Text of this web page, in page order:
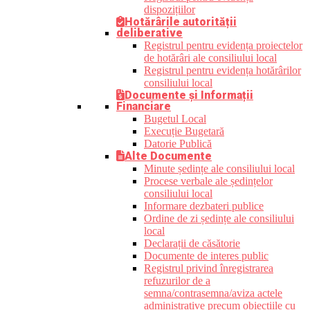
dispozițiilor
Hotărârile autorității
deliberative
Registrul pentru evidența proiectelor
de hotărâri ale consiliului local
Registrul pentru evidența hotărârilor
consiliului local
Documente și Informații
Financiare
Bugetul Local
Execuție Bugetară
Datorie Publică
Alte Documente
Minute ședințe ale consiliului local
Procese verbale ale ședințelor
consiliului local
Informare dezbateri publice
Ordine de zi ședințe ale consiliului
local
Declarații de căsătorie
Documente de interes public
Registrul privind înregistrarea
refuzurilor de a
semna/contrasemna/aviza actele
administrative precum obiecțiile cu